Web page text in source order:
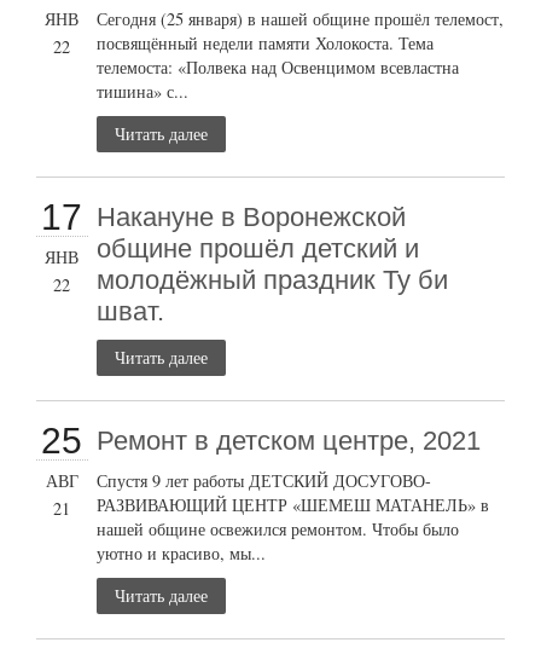
ЯНВ
22
Сегодня (25 января) в нашей общине прошёл телемост,
посвящённый недели памяти Холокоста. Тема
телемоста: «Полвека над Освенцимом всевластна
тишина» с...
Читать далее
17
ЯНВ
22
Накануне в Воронежской
общине прошёл детский и
молодёжный праздник Ту би
шват.
Читать далее
25
АВГ
21
Ремонт в детском центре, 2021
Спустя 9 лет работы ДЕТСКИЙ ДОСУГОВО-
РАЗВИВАЮЩИЙ ЦЕНТР «ШЕМЕШ МАТАНЕЛЬ» в
нашей общине освежился ремонтом. Чтобы было
уютно и красиво, мы...
Читать далее